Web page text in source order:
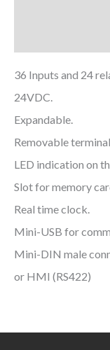
36 Inputs and 24
24VDC.
Expandable.
Removable
LED indication on
Slot for memory
Real time clock.
Mini-USB for
Mini-DIN male
or HMI (RS422)